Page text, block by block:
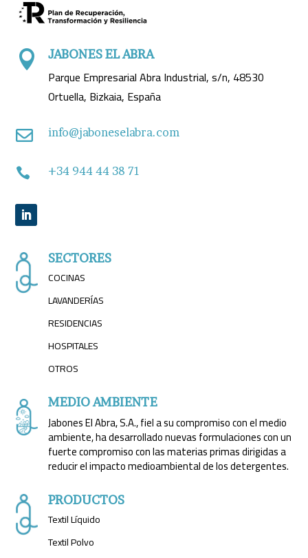
 JABONES EL ABRA
Parque Empresarial Abra Industrial, s/n, 48530
Ortuella, Bizkaia, España
 info@jaboneselabra.com
 +34 944 44 38 71
SECTORES
COCINAS
LAVANDERÍAS
RESIDENCIAS
HOSPITALES
OTROS
MEDIO AMBIENTE
Jabones El Abra, S.A., fiel a su compromiso con el medio
ambiente, ha desarrollado nuevas formulaciones con un
fuerte compromiso con las materias primas dirigidas a
reducir el impacto medioambiental de los detergentes.
PRODUCTOS
Textil Líquido
Textil Polvo